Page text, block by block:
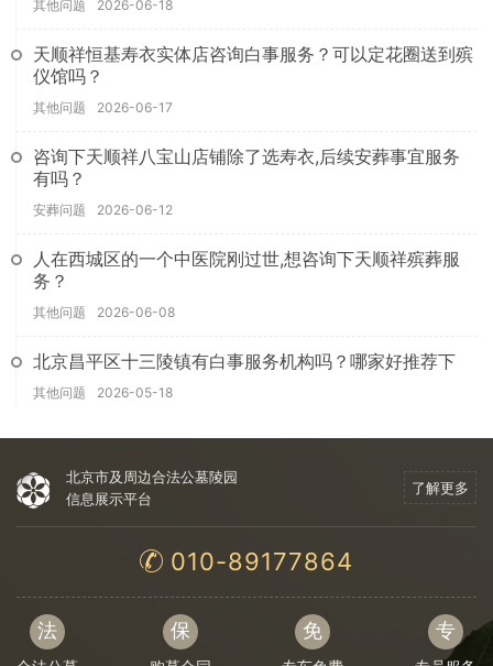
其他问题 2026-06-18
天顺祥恒基寿衣实体店咨询白事服务？可以定花圈送到殡
仪馆吗？
其他问题 2026-06-17
咨询下天顺祥八宝山店铺除了选寿衣,后续安葬事宜服务
有吗？
安葬问题 2026-06-12
人在西城区的一个中医院刚过世,想咨询下天顺祥殡葬服
务？
其他问题 2026-06-08
北京昌平区十三陵镇有白事服务机构吗？哪家好推荐下
其他问题 2026-05-18
北京市及周边合法公墓陵园
信息展示平台
了解更多
010-89177864
法 保 免 专